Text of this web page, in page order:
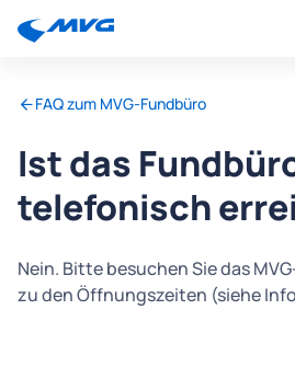
FAQ zum MVG-Fundbüro
Ist das
telefonisch
Nein. Bitte besuchen Sie das
zu den Öffnungszeiten (siehe